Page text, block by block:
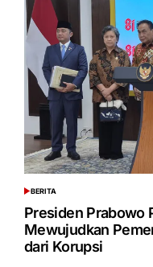
POSTED
IN
BERITA
Presiden Prabowo
Mewujudkan
dari Korupsi